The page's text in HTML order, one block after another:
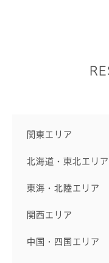
関東エリア
北海道・東北エリア
東海・北陸エリア
関西エリア
中国・四国エリア